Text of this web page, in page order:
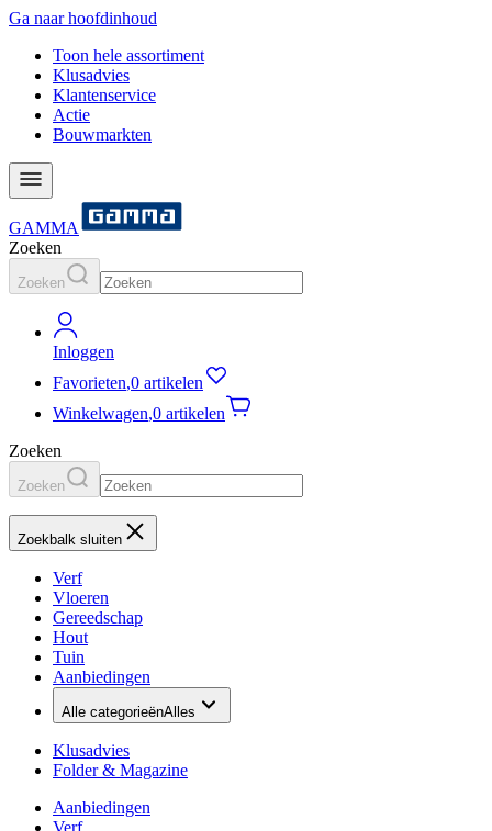
Ga naar hoofdinhoud
Toon hele assortiment
Klusadvies
Klantenservice
Actie
Bouwmarkten
GAMMA
Zoeken
Zoeken
Inloggen
Favorieten,0 artikelen
Winkelwagen,0 artikelen
Zoeken
Zoeken
Zoekbalk sluiten
Verf
Vloeren
Gereedschap
Hout
Tuin
Aanbiedingen
Alle categorieënAlles
Klusadvies
Folder & Magazine
Aanbiedingen
Verf